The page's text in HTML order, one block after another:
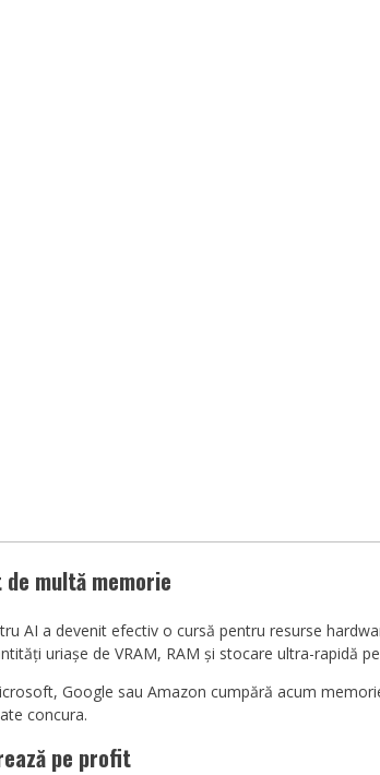
multă memorie
AI a devenit efectiv o cursă pentru resurse
uriașe de VRAM, RAM și stocare ultra-rapidă
Google sau Amazon cumpără acum
concura.
pe profit